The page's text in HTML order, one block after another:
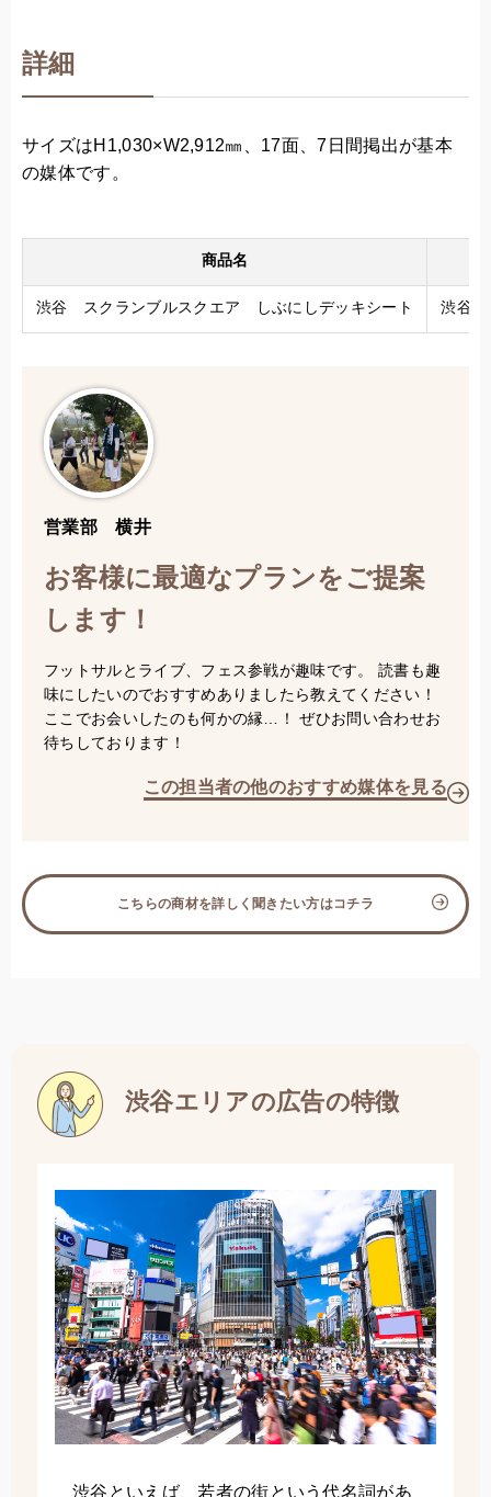
詳細
サイズはH1,030×W2,912㎜、17面、7日間掲出が基本
の媒体です。
商品名
渋谷 スクランブルスクエア しぶにしデッキシート 渋谷
営業部 横井
お客様に最適なプランをご提案
します！
フットサルとライブ、フェス参戦が趣味です。 読書も趣
味にしたいのでおすすめありましたら教えてください！
ここでお会いしたのも何かの縁…！ ぜひお問い合わせお
待ちしております！
この担当者の他のおすすめ媒体を見る
こちらの商材を詳しく聞きたい方はコチラ
渋谷エリアの広告の特徴
渋谷といえば、若者の街という代名詞があ